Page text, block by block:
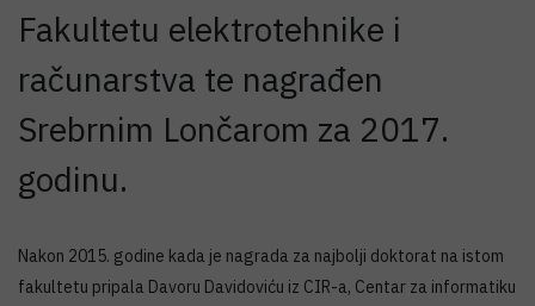
Fakultetu elektrotehnike i
računarstva te nagrađen
Srebrnim Lončarom za 2017.
godinu.
Nakon 2015. godine kada je nagrada za najbolji doktorat na istom
fakultetu pripala Davoru Davidoviću iz CIR-a, Centar za informatiku